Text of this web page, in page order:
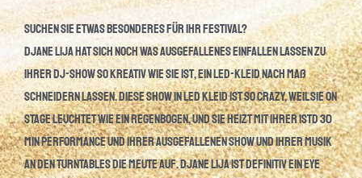
Suchen Sie etwas Besonderes für Ihr Festival?
DJane LiJa hat sich noch was Ausgefallenes einfallen lassen zu
Ihrer DJ-Show so kreativ wie Sie ist, ein LED-Kleid nach Maß
schneidern lassen. Diese Show in LED Kleid ist so Crazy, weil sie on
Stage leuchtet wie ein Regenbogen, und Sie heizt mit ihrer 1Std 30
min Performance und Ihrer ausgefallenen Show und ihrer Musik
an den Turntables die Meute auf. DJane LiJa ist definitiv ein Eye